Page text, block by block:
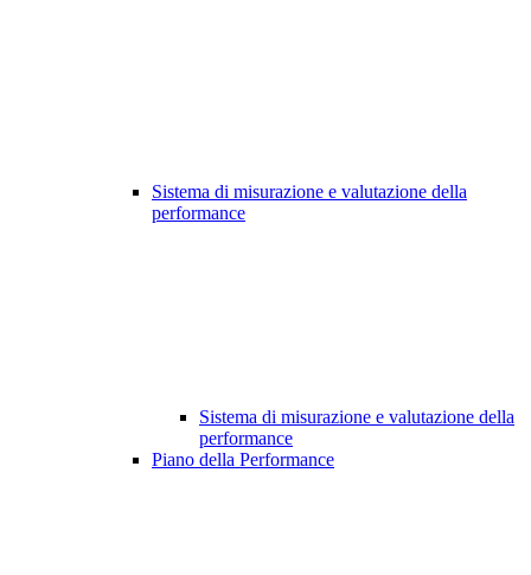
Sistema di misurazione e valutazione della
performance
Sistema di misurazione e valutazione della
performance
Piano della Performance